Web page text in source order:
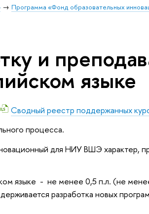
Программа «Фонд образовательных
и
языке
Сводный реестр поддержанных
процесса.
для НИУ ВШЭ характер,
языке - не менее 0,5 п.л. (не
разработка новых